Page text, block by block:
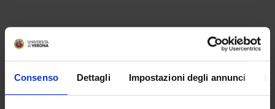
Consenso Dettagli Impostazioni degli annunci
ORGANISATION